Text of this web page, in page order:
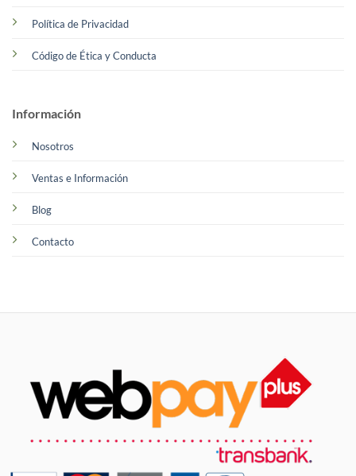
Política de Privacidad
Código de Ética y Conducta
Información
Nosotros
Ventas e Información
Blog
Contacto